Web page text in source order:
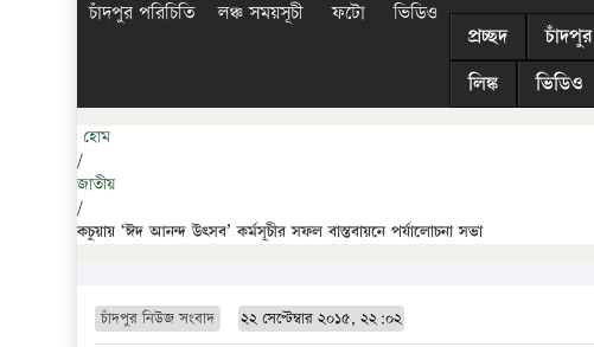
চাঁদপুর পরিচিতি লঞ্চ সময়সূচী ফটো ভিডিও
প্রচ্ছদ চাঁদপুর
লিঙ্ক
ভিডিও
হোম
/
জাতীয়
/
কচুয়ায় ‘ঈদ আনন্দ উৎসব’ কর্মসূচীর সফল বাস্তবায়নে পর্যালোচনা সভা
চাঁদপুর নিউজ সংবাদ ২২ সেপ্টেম্বার ২০১৫, ২২:০২